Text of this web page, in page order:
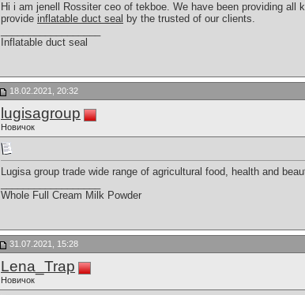
Hi i am jenell Rossiter ceo of tekboe. We have been providing
provide inflatable duct seal by the trusted of our clients.
Inflatable duct seal
18.02.2021, 20:32
lugisagroup
Новичок
Lugisa group trade wide range of agricultural food, health and
Whole Full Cream Milk Powder
31.07.2021, 15:28
Lena_Trap
Новичок